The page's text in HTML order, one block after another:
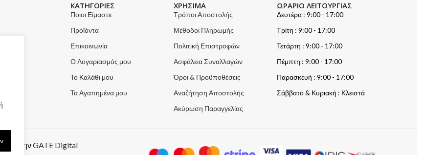
ΚΑΤΗΓΟΡΙΕΣ
Ποιοι Είμαστε
Προϊόντα
Επικοινωνία
Ο Λογαριασμός μου
Το Καλάθι μου
Τα Αγαπημένα μου
ΧΡΗΣΙΜΑ
Τρόποι Αποστολής
Μέθοδοι Πληρωμής
Πολιτική Επιστροφών
Ασφάλεια Συναλλαγών
Όροι & Προϋποθέσεις
Αναζήτηση Αποστολής
Ακύρωση Παραγγελίας
ΩΡΑΡΙΟ ΛΕΙΤΟΥΡΓΙΑΣ
Δευτέρα : 9:00 - 17:00
Τρίτη : 9:00 - 17:00
Τετάρτη : 9:00 - 17:00
Πέμπτη : 9:00 - 17:00
Παρασκευή : 9:00 - 17:00
Σάββατο & Κυριακή : Κλειστά
από τηνGATE Digital